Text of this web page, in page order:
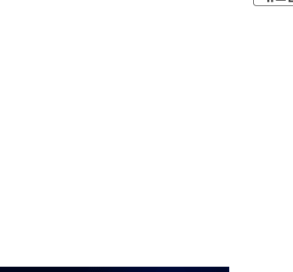
주 연설서 신경전 고조
영"·野 "졸속 국정"
명 고립…전원 구조
스 유성우 관측
…체감온도 38도 넘으면 중단